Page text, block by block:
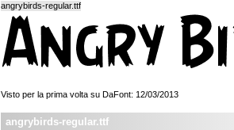
angrybirds-regular.ttf
Visto per la prima volta su DaFont: 12/03/2013
angrybirds-regular.ttf